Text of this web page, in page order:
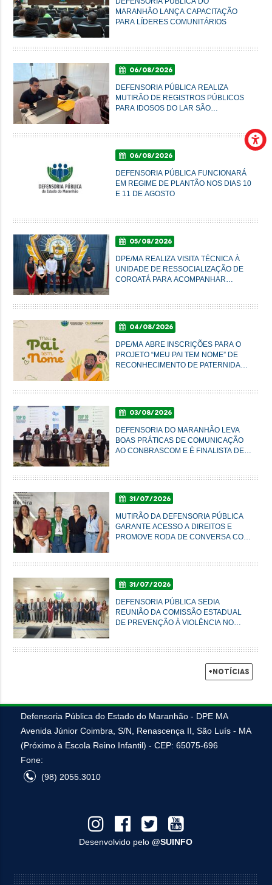
MARANHÃO LANÇA CAPACITAÇÃO
PARA LÍDERES COMUNITÁRIOS
06/08/2026
DEFENSORIA PÚBLICA REALIZA
MUTIRÃO DE REGISTROS PÚBLICOS
PARA IDOSOS DO LAR SÃO
06/08/2026
DEFENSORIA PÚBLICA FUNCIONARÁ
EM REGIME DE PLANTÃO NOS DIAS 10
E 11 DE AGOSTO
05/08/2026
DPE/MA REALIZA VISITA TÉCNICA À
UNIDADE DE RESSOCIALIZAÇÃO DE
COROATÁ PARA ACOMPANHAR
04/08/2026
DPE/MA ABRE INSCRIÇÕES PARA O
PROJETO “MEU PAI TEM NOME” DE
RECONHECIMENTO DE PATERNIDADE
03/08/2026
DEFENSORIA DO MARANHÃO LEVA
BOAS PRÁTICAS DE COMUNICAÇÃO
AO CONBRASCOM E É FINALISTA DE
31/07/2026
MUTIRÃO DA DEFENSORIA PÚBLICA
GARANTE ACESSO A DIREITOS E
PROMOVE RODA DE CONVERSA COM
31/07/2026
DEFENSORIA PÚBLICA SEDIA
REUNIÃO DA COMISSÃO ESTADUAL
DE PREVENÇÃO À VIOLÊNCIA NO
+Notícias
Defensoria Pública do Estado do Maranhão - DPE MA
Avenida Júnior Coimbra, S/N, Renascença II, São Luís - MA
(Próximo à Escola Reino Infantil) - CEP: 65075-696
Fone:
(98) 2055.3010
Desenvolvido pelo@SUINFO